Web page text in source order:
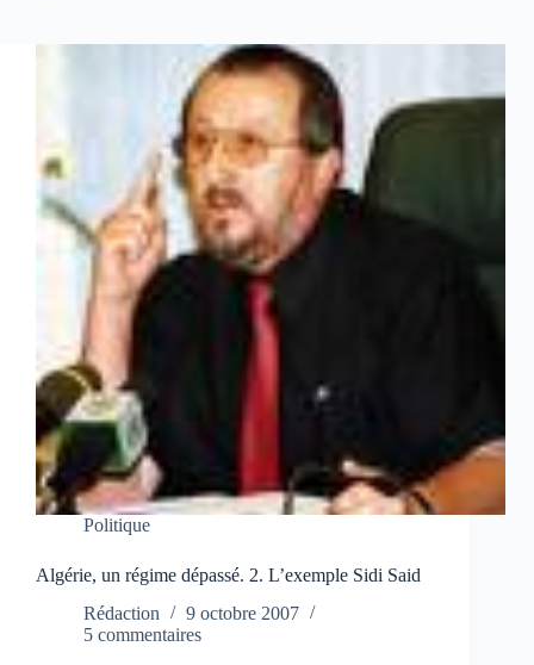
Politique
Algérie, un régime dépassé. 2. L’exemple Sidi Said
Rédaction
9 octobre 2007
5 commentaires